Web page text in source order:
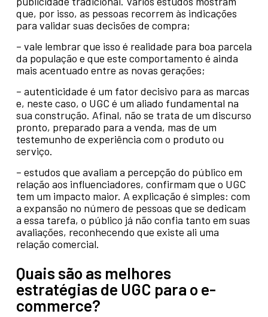
que, por isso, as pessoas recorrem às indicações
para validar suas decisões de compra;
– vale lembrar que isso é realidade para boa parcela
da população e que este comportamento é ainda
mais acentuado entre as novas gerações;
– autenticidade é um fator decisivo para as marcas
e, neste caso, o UGC é um aliado fundamental na
sua construção. Afinal, não se trata de um discurso
pronto, preparado para a venda, mas de um
testemunho de experiência com o produto ou
serviço.
– estudos que avaliam a percepção do público em
relação aos influenciadores, confirmam que o UGC
tem um impacto maior. A explicação é simples: com
a expansão no número de pessoas que se dedicam
a essa tarefa, o público já não confia tanto em suas
avaliações, reconhecendo que existe ali uma
relação comercial.
Quais são as melhores
estratégias de UGC para o e-
commerce?